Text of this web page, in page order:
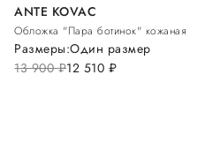
ANTE KOVAC
Обложка "Пара ботинок" кожаная
13 900руб.12 510 руб.
Размеры:Один размер